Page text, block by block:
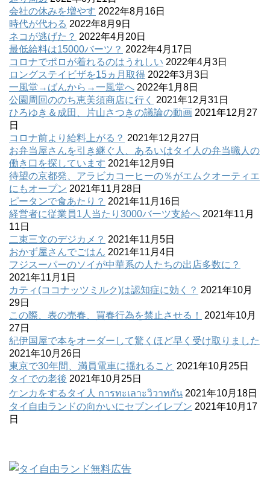
会社の休みを増やす 2022年8月16日
時代が代わる 2022年8月9日
ネコが逃げた？ 2022年4月20日
最低給料は15000バーツ？ 2022年4月17日
コロナでポロが着れるのはうれしい 2022年4月3日
ロングステイビザを15ヵ月取得 2022年3月3日
一風堂→ばんから→一風堂へ 2022年1月8日
公園周回ののち恵美須商店に行く
2021年12月31日
ひろゆき＆成田、片山さつきの議論の動画 2021年12月27
日
コロナ前より給料上がる？ 2021年12月27日
お弁当屋さんを引き継ぐ人、あるいはタイ人の弁当職人の
働き口を探しています 2021年12月9日
待望の京都発、アラビカコーヒーの％がエムクオーティエ
にもオープン 2021年11月28日
ピータンで食あたり？ 2021年11月16日
経営者に従業員1人当たり3000バーツ支給へ 2021年11月
11日
二束三文のデジカメ？ 2021年11月5日
おかず屋さんでごはん 2021年11月4日
フジスーパーのソイが中華系の人たちの出店多数に？
2021年11月1日
カティ(ココナッツミルク)は認知症に効く？ 2021年10月
29日
この際、表の売春、買春行為を禁止させる！
2021年10月
27日
紀伊国屋で本をオーダーして驚くほど早く受け取りました
2021年10月26日
東京で30年間、満員電車に揺れること 2021年10月25日
タイでの老後 2021年10月25日
ケンカをするタイ人 การทะเลาะวิวาทกัน 2021年10月18日
タイ自由ランドの向かいにセブンイレブン 2021年10月17
日